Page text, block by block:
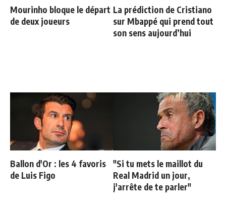
Mourinho bloque le départ
de deux joueurs
La prédiction de Cristiano
sur Mbappé qui prend tout
son sens aujourd’hui
Ballon d'Or : les 4 favoris
de Luis Figo
"Si tu mets le maillot du
Real Madrid un jour,
j'arrête de te parler"